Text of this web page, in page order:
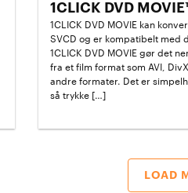
1CLICK DVD
1CLICK DVD MOVIE kan
SVCD og er kompatibelt med
1CLICK DVD MOVIE gør det
fra et film format som AVI,
andre formater. Det er
så trykke […]
LOAD